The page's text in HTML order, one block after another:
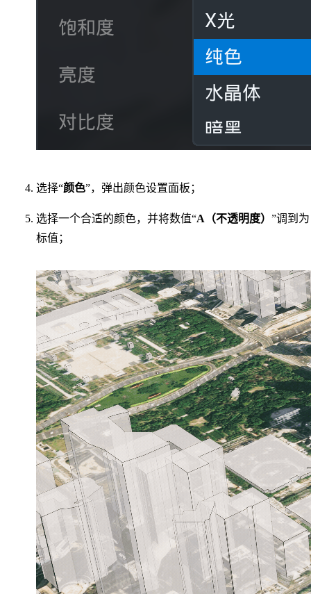
选择“颜色”，弹出颜色设置面板；
选择一个合适的颜色，并将数值“A（不透明度） ”调到
标值；